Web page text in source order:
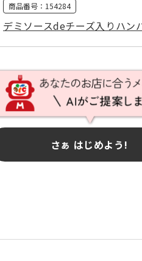
商品番号： 154284
デミソースdeチーズ入りハン
さぁ はじめよう!